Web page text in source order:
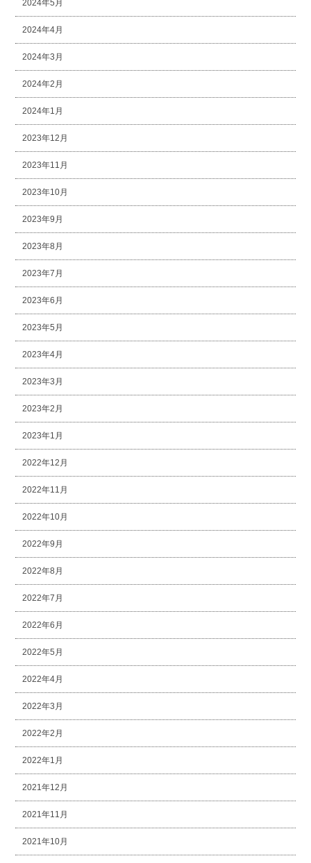
2024年5月
2024年4月
2024年3月
2024年2月
2024年1月
2023年12月
2023年11月
2023年10月
2023年9月
2023年8月
2023年7月
2023年6月
2023年5月
2023年4月
2023年3月
2023年2月
2023年1月
2022年12月
2022年11月
2022年10月
2022年9月
2022年8月
2022年7月
2022年6月
2022年5月
2022年4月
2022年3月
2022年2月
2022年1月
2021年12月
2021年11月
2021年10月